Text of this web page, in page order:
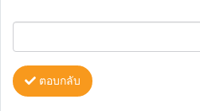
ตอบกลับ